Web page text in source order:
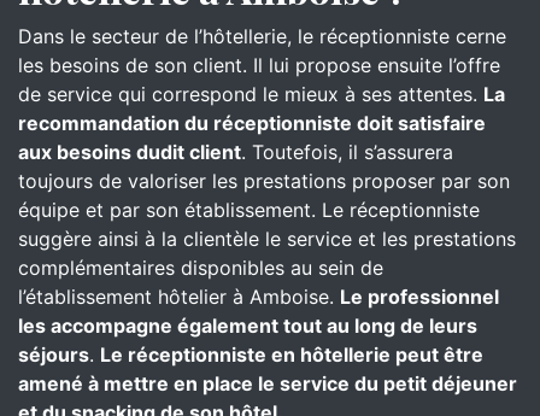
Dans le secteur de l’hôtellerie, le réceptionniste cerne
les besoins de son client. Il lui propose ensuite l’offre
de service qui correspond le mieux à ses attentes. La
recommandation du réceptionniste doit satisfaire
aux besoins dudit client. Toutefois, il s’assurera
toujours de valoriser les prestations proposer par son
équipe et par son établissement. Le réceptionniste
suggère ainsi à la clientèle le service et les prestations
complémentaires disponibles au sein de
l’établissement hôtelier à Amboise. Le professionnel
les accompagne également tout au long de leurs
séjours. Le réceptionniste en hôtellerie peut être
amené à mettre en place le service du petit déjeuner